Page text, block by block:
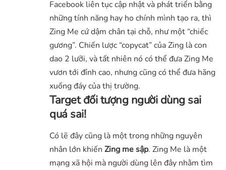
Facebook liên tục cập nhật và phát triển bằng
những tính năng hay ho chính mình tạo ra, thì
Zing Me cứ dậm chân tại chỗ, như một “chiếc
gương”. Chiến lược “copycat” của Zing là con
dao 2 lưỡi, và tất nhiên nó có thể đưa Zing Me
vươn tới đỉnh cao, nhưng cũng có thể đưa hãng
xuống đáy của thị trường.
Target đối tượng người dùng sai
quá sai!
Có lẽ đây cũng là một trong những nguyên
nhân lớn khiến Zing me sập. Zing Me là một
mạng xã hội mà người dùng lên đây nhằm tìm